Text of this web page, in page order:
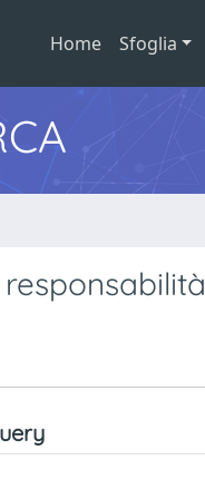
Home Sfoglia